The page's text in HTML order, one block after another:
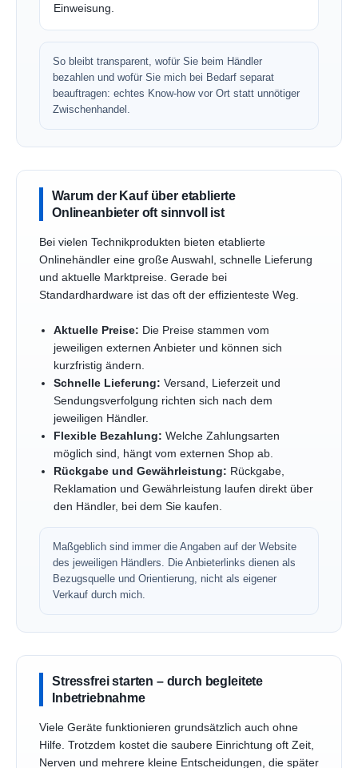
Einweisung.
So bleibt transparent, wofür Sie beim Händler
bezahlen und wofür Sie mich bei Bedarf separat
beauftragen: echtes Know-how vor Ort statt unnötiger
Zwischenhandel.
Warum der Kauf über etablierte
Onlineanbieter oft sinnvoll ist
Bei vielen Technikprodukten bieten etablierte
Onlinehändler eine große Auswahl, schnelle Lieferung
und aktuelle Marktpreise. Gerade bei
Standardhardware ist das oft der effizienteste Weg.
Aktuelle Preise: Die Preise stammen vom
jeweiligen externen Anbieter und können sich
kurzfristig ändern.
Schnelle Lieferung: Versand, Lieferzeit und
Sendungsverfolgung richten sich nach dem
jeweiligen Händler.
Flexible Bezahlung: Welche Zahlungsarten
möglich sind, hängt vom externen Shop ab.
Rückgabe und Gewährleistung: Rückgabe,
Reklamation und Gewährleistung laufen direkt über
den Händler, bei dem Sie kaufen.
Maßgeblich sind immer die Angaben auf der Website
des jeweiligen Händlers. Die Anbieterlinks dienen als
Bezugsquelle und Orientierung, nicht als eigener
Verkauf durch mich.
Stressfrei starten – durch begleitete
Inbetriebnahme
Viele Geräte funktionieren grundsätzlich auch ohne
Hilfe. Trotzdem kostet die saubere Einrichtung oft Zeit,
Nerven und mehrere kleine Entscheidungen, die später